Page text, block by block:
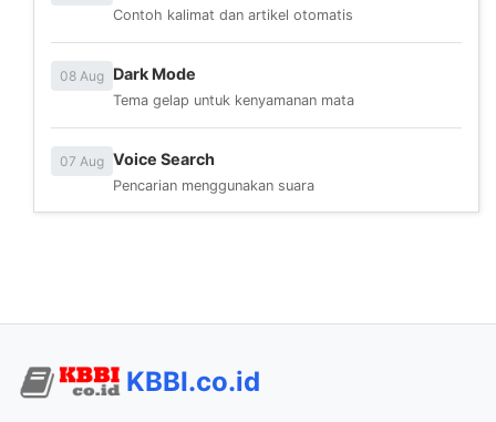
Contoh kalimat dan artikel otomatis
08 Aug Dark Mode
Tema gelap untuk kenyamanan mata
07 Aug Voice Search
Pencarian menggunakan suara
KBBI.co.id